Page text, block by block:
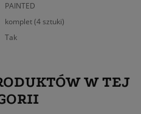
PAINTED
komplet (4 sztuki)
Tak
W TEJ